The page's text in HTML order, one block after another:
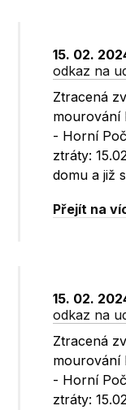
15. 02.
odkaz na
Ztracená
mourování
- Horní
ztráty:
domu a již
Přejít na
15. 02.
odkaz na
Ztracená
mourování
- Horní
ztráty: